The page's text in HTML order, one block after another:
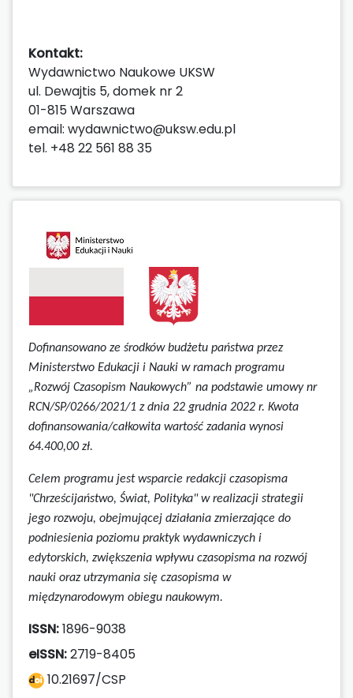
Kontakt:
Wydawnictwo Naukowe UKSW
ul. Dewajtis 5, domek nr 2
01-815 Warszawa
email: wydawnictwo@uksw.edu.pl
tel. +48 22 561 88 35
Dofinansowano ze środków budżetu państwa przez
Ministerstwo Edukacji i Nauki w ramach programu
„Rozwój Czasopism Naukowych” na podstawie umowynr
RCN/SP/0266/2021/1 z dnia 22 grudnia 2022 r. Kwota
dofinansowania/całkowita wartość zadania wynosi
64.400,00 zł.
Celem programu jest wsparcie redakcji czasopisma
"Chrześcijaństwo, Świat, Polityka" w realizacji strategii
jego rozwoju, obejmującej działania zmierzające do
podniesienia poziomu praktyk wydawniczych i
edytorskich, zwiększenia wpływu czasopisma na rozwój
nauki oraz utrzymania się czasopisma w
międzynarodowym obiegu naukowym.
ISSN:1896-9038
eISSN:2719-8405
10.21697/CSP